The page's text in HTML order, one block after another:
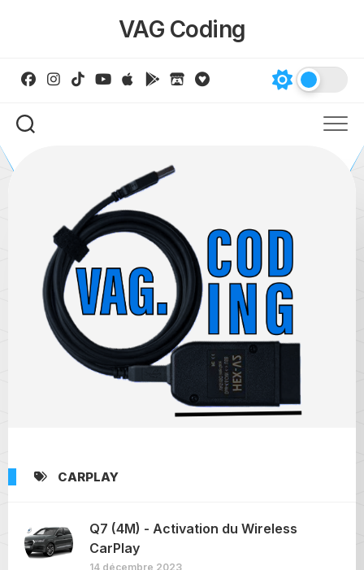
VAG Coding
CARPLAY
Q7 (4M) - Activation du Wireless
CarPlay
14 décembre 2023